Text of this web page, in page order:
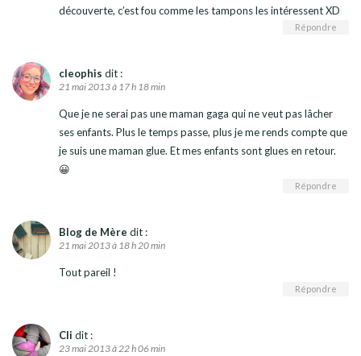
découverte, c’est fou comme les tampons les intéressent XD
Répondre
cleophis dit :
21 mai 2013 à 17 h 18 min
Que je ne serai pas une maman gaga qui ne veut pas lâcher
ses enfants. Plus le temps passe, plus je me rends compte que
je suis une maman glue. Et mes enfants sont glues en retour.
😀
Répondre
Blog de Mère dit :
21 mai 2013 à 18 h 20 min
Tout pareil !
Répondre
Cli dit :
23 mai 2013 à 22 h 06 min